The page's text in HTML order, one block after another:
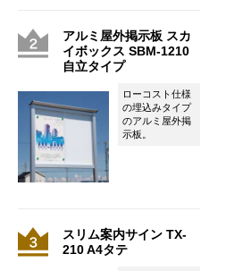
アルミ屋外掲示板 スカ
イボックス SBM-1210
自立タイプ
ローコスト仕様
の埋込みタイプ
のアルミ屋外掲
示板。
スリム案内サイン TX-
210 A4タテ